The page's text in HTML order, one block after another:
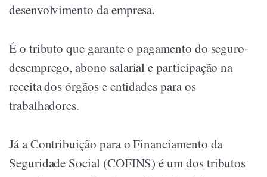
desenvolvimento da empresa.
É o tributo que garante o pagamento do seguro-
desemprego, abono salarial e participação na
receita dos órgãos e entidades para os
trabalhadores.
Já a Contribuição para o Financiamento da
Seguridade Social (COFINS) é um dos tributos